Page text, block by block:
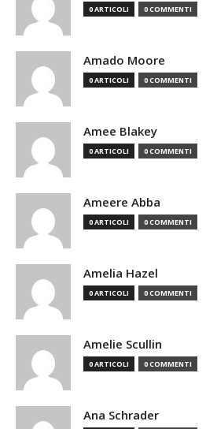
0 ARTICOLI 0 COMMENTI
Amado Moore
0 ARTICOLI 0 COMMENTI
Amee Blakey
0 ARTICOLI 0 COMMENTI
Ameere Abba
0 ARTICOLI 0 COMMENTI
Amelia Hazel
0 ARTICOLI 0 COMMENTI
Amelie Scullin
0 ARTICOLI 0 COMMENTI
Ana Schrader